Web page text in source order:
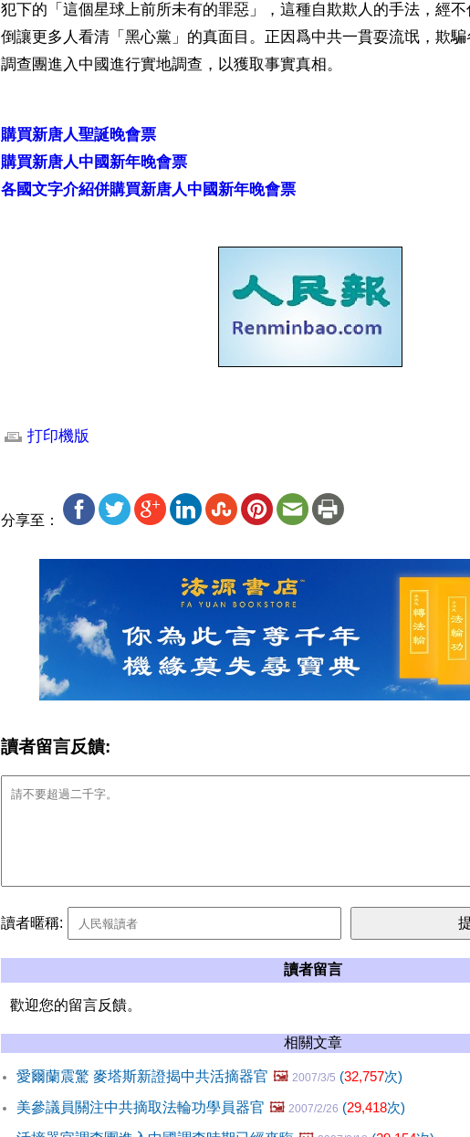
犯下的「這個星球上前所未有的罪惡」，這種自欺欺人的手法，經不
倒讓更多人看清「黑心黨」的真面目。正因爲中共一貫耍流氓，欺
調查團進入中國進行實地調查，以獲取事實真相。
購買新唐人聖誕晚會票
購買新唐人中國新年晚會票
各國文字介紹併購買新唐人中國新年晚會票
打印機版
分享至：
讀者留言反饋:
讀者暱稱:
讀者留言
歡迎您的留言反饋。
相關文章
愛爾蘭震驚 麥塔斯新證揭中共活摘器官 🖼️ 2007/3/5 (32,757次)
美參議員關注中共摘取法輪功學員器官 🖼️ 2007/2/26 (29,418次)